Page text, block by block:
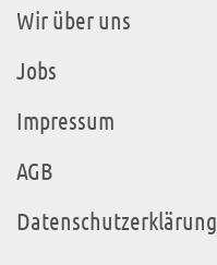
Wir über uns
Jobs
Impressum
AGB
Datenschutzerklärung